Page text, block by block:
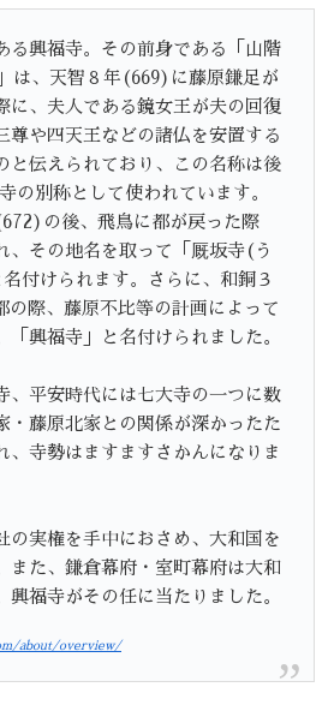
る興福寺。その前身である「山階
は、天智８年(669)に藤原鎌足が
に、夫人である鏡女王が夫の回復
尊や四天王などの諸仏を安置する
と伝えられており、この名称は後
の別称として使われています。
の後、飛鳥に都が戻った際
、その地名を取って「厩坂寺(う
付けられます。さらに、和銅３
際、藤原不比等の計画によって
「興福寺」と名付けられました。
、平安時代には七大寺の一つに数
・藤原北家との関係が深かったた
、寺勢はますますさかんになりま
の実権を手中におさめ、大和国を
また、鎌倉幕府・室町幕府は大和
興福寺がその任に当たりました。
about/overview/